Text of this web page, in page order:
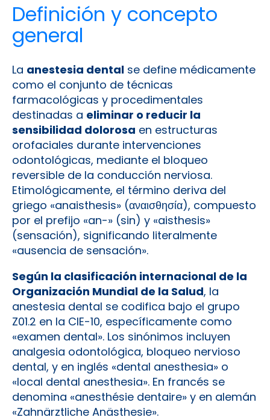
Definición y concepto
general
La anestesia dental se define médicamente
como el conjunto de técnicas
farmacológicas y procedimentales
destinadas a eliminar o reducir la
sensibilidad dolorosa en estructuras
orofaciales durante intervenciones
odontológicas, mediante el bloqueo
reversible de la conducción nerviosa.
Etimológicamente, el término deriva del
griego «anaisthesis» (αναισθησία), compuesto
por el prefijo «an-» (sin) y «aisthesis»
(sensación), significando literalmente
«ausencia de sensación».
Según la clasificación internacional de la
Organización Mundial de la Salud, la
anestesia dental se codifica bajo el grupo
Z01.2 en la CIE-10, específicamente como
«examen dental». Los sinónimos incluyen
analgesia odontológica, bloqueo nervioso
dental, y en inglés «dental anesthesia» o
«local dental anesthesia». En francés se
denomina «anesthésie dentaire» y en alemán
«Zahnärztliche Anästhesie».